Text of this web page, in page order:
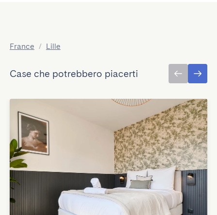
France / Lille
Case che potrebbero piacerti